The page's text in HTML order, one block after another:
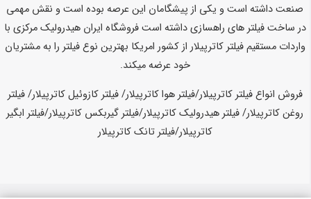
صنعت داشته است و یکی از پیشگامان این عرصه بوده است و نقش مهمی
در ساخت فیلتر های راهسازی داشته است فروشگاه ایران هیدرولیک مرکزی با
واردات مستقیم فیلتر کاترپیلار از کشور امریکا بهترین نوع فیلتر را به مشتریان
خود عرضه میکند.
فروش انواع فیلتر کاترپیلار/فیلتر هوا کاترپیلار/ فیلتر کازوئیل کاترپیلار/ فیلتر
روغن کاترپیلار/ فیلتر هیدرولیک کاترپیلار/فیلتر گیربکس کاترپیلار/فیلتر ابگیر
کاترپیلار/فیلتر تانک کاترپیلار